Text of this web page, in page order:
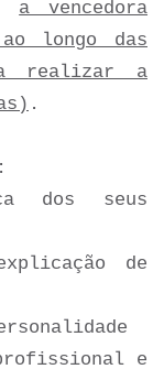
a vencedora
longo das
realizar a
.
dos seus
de
e